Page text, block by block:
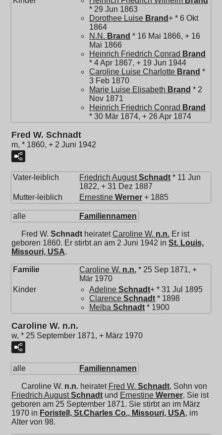
* 29 Jun 1863
Dorothee Luise Brand+ * 6 Okt
1864
N.N. Brand * 16 Mai 1866, + 16
Mai 1866
Heinrich Friedrich Conrad Brand
* 4 Apr 1867, + 19 Jun 1944
Caroline Luise Charlotte Brand *
3 Feb 1870
Marie Luise Elisabeth Brand * 2
Nov 1871
Heinrich Friedrich Conrad Brand
* 30 Mär 1874, + 26 Apr 1874
Fred W. Schnadt
m, * 1860, + 2 Juni 1942
Vater-leiblich Friedrich August Schnadt * 11 Jun
1822, + 31 Dez 1887
Mutter-leiblich
Ernestine Werner + 1885
alle Familiennamen
Fred W. Schnadt heiratetCaroline W. n.n. Er ist
geboren 1860. Er stirbt an am 2 Juni 1942 in St. Louis,
Missouri, USA.
Familie Caroline W. n.n. * 25 Sep 1871, +
Mär 1970
Kinder
Adeline Schnadt+ * 31 Jul 1895
Clarence Schnadt * 1898
Melba Schnadt * 1900
Caroline W. n.n.
w, * 25 September 1871, + März 1970
alle Familiennamen
Caroline W. n.n. heiratet Fred W. Schnadt, Sohn von
Friedrich August Schnadt und Ernestine Werner. Sie ist
geboren am 25 September 1871. Sie stirbt an im März
1970 in Foristell, St.Charles Co., Missouri, USA, im
Alter von 98.